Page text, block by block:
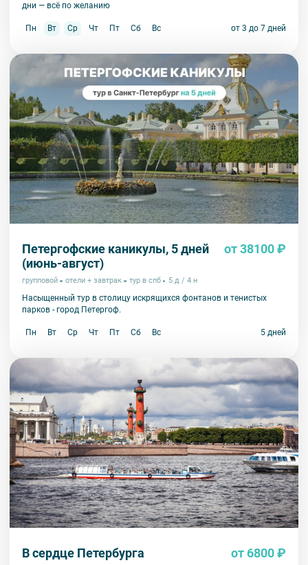
дни — всё по желанию
Пн Вт Ср Чт Пт Сб Вс от 3 до 7 дней
Петергофские каникулы, 5 дней
(июнь-август)
от 38100 ₽
групповой отели + завтрак тур в спб 5 д / 4 н
Насыщенный тур в столицу искрящихся фонтанов и тенистых
парков - город Петергоф.
Пн Вт Ср Чт Пт Сб Вс 5 дней
В сердце Петербурга от 6800 ₽